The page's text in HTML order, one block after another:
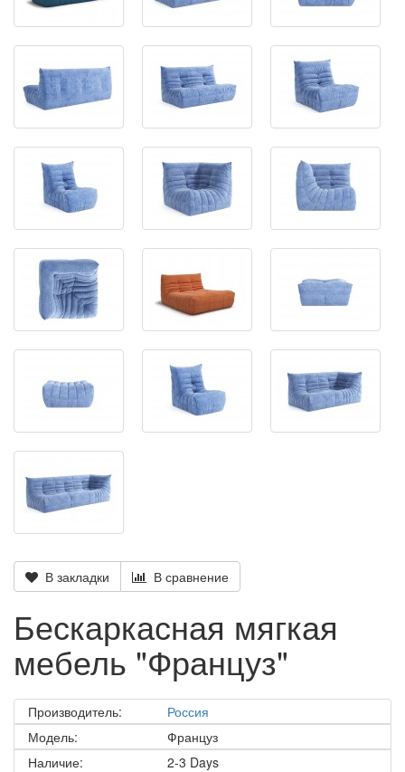
В закладки В сравнение
Бескаркасная мягкая
мебель "Француз"
Производитель:
Россия
Модель:
Француз
Наличие:
2-3 Days